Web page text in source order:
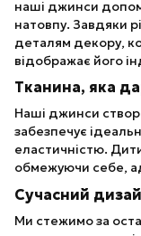
наші джинси
натовпу. Завдяки
деталям декору,
відображає його
Тканина, яка
Наші джинси
забезпечує
еластичністю.
обмежуючи себе,
Сучасний
Ми стежимо за